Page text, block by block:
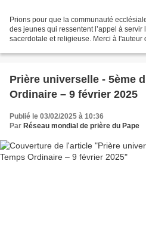
Prions pour que la communauté
des jeunes qui ressentent l’appel à
sacerdotale et religieuse. Merci à l'auteur
Prière universelle - 5ème
Ordinaire – 9 février 2025
Publié le 03/02/2025 à 10:36
Par Réseau mondial de prière du Pape